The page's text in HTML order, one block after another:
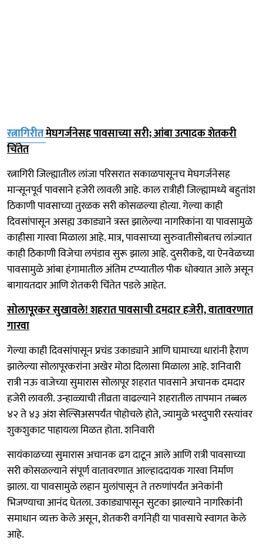
रत्नागिरीतमेघगर्जनेसह पावसाच्या सरी; आंबा उत्पादक शेतकरी
चिंतेत
रत्नागिरी जिल्ह्यातील लांजा परिसरात सकाळपासूनच मेघगर्जनेसह
मान्सूनपूर्व पावसाने हजेरी लावली आहे. काल रात्रीही जिल्ह्यामध्ये बहुतांश
ठिकाणी पावसाच्या तुरळक सरी कोसळल्या होत्या. गेल्या काही
दिवसांपासून असह्य उकाड्याने त्रस्त झालेल्या नागरिकांना या पावसामुळे
काहीसा गारवा मिळाला आहे. मात्र, पावसाच्या सुरुवातीसोबतच लांज्यात
काही ठिकाणी विजेचा लपंडाव सुरू झाला आहे. दुसरीकडे, या ऐनवेळच्या
पावसामुळे आंबा हंगामातील अंतिम टप्प्यातील पीक धोक्यात आले असून
बागायतदार आणि शेतकरी चिंतेत पडले आहेत.
सोलापूरकर सुखावले! शहरात पावसाची दमदार हजेरी, वातावरणात
गारवा
गेल्या काही दिवसांपासून प्रचंड उकाड्याने आणि घामाच्या धारांनी हैराण
झालेल्या सोलापूरकरांना अखेर मोठा दिलासा मिळाला आहे. शनिवारी
रात्री नऊ वाजेच्या सुमारास सोलापूर शहरात पावसाने अचानक दमदार
हजेरी लावली. उन्हाळ्याची तीव्रता वाढल्याने शहरातील तापमान तब्बल
४२ ते ४३ अंश सेल्सिअसपर्यंत पोहोचले होते, ज्यामुळे भरदुपारी रस्त्यांवर
शुकशुकाट पाहायला मिळत होता. शनिवारी
सायंकाळच्या सुमारास अचानक ढग दाटून आले आणि रात्री पावसाच्या
सरी कोसळल्याने संपूर्ण वातावरणात आल्हाददायक गारवा निर्माण
झाला. या पावसामुळे लहान मुलांपासून ते तरुणांपर्यंत अनेकांनी
भिजण्याचा आनंद घेतला. उकाड्यापासून सुटका झाल्याने नागरिकांनी
समाधान व्यक्त केले असून, शेतकरी वर्गानेही या पावसाचे स्वागत केले
आहे.